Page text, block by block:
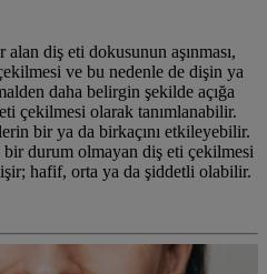
diş eti dokusunun aşınması,
ve bu nedenle de dişin ya
daha belirgin şekilde açığa
çekilmesi olarak tanımlanabilir.
bir ya da birkaçını etkileyebilir.
bir durum olmayan diş eti çekilmesi
hafif, orta ya da şiddetli olabilir.